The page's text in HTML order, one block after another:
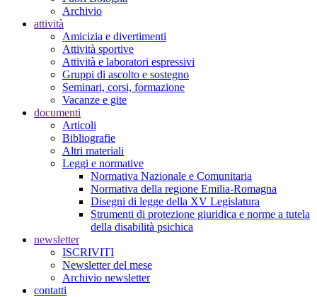
Archivio
attività
Amicizia e divertimenti
Attività sportive
Attività e laboratori espressivi
Gruppi di ascolto e sostegno
Seminari, corsi, formazione
Vacanze e gite
documenti
Articoli
Bibliografie
Altri materiali
Leggi e normative
Normativa Nazionale e Comunitaria
Normativa della regione Emilia-Romagna
Disegni di legge della XV Legislatura
Strumenti di protezione giuridica e norme a tutela
della disabilità psichica
newsletter
ISCRIVITI
Newsletter del mese
Archivio newsletter
contatti